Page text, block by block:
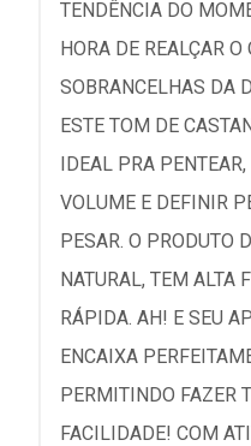
TENDÊNCIA DO
HORA DE REALÇAR
SOBRANCELHAS DA
ESTE TOM DE
IDEAL PRA
VOLUME E DEFINIR
PESAR. O PRODUTO
NATURAL, TEM ALTA
RÁPIDA. AH! E SEU
ENCAIXA
PERMITINDO FAZER
FACILIDADE! COM